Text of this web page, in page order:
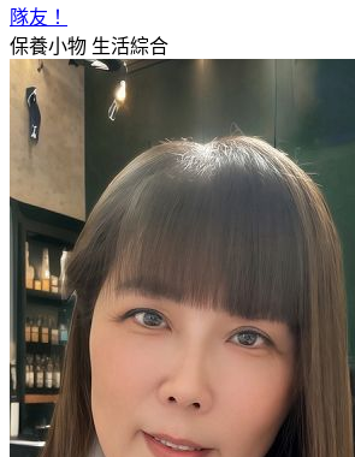
隊友！
保養小物 生活綜合